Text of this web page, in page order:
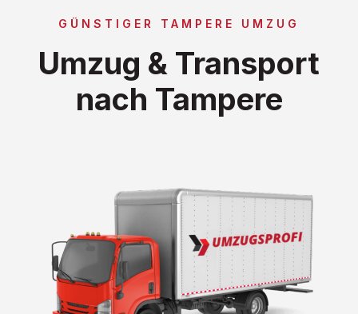
GÜNSTIGER TAMPERE UMZUG
Umzug & Transport
nach Tampere